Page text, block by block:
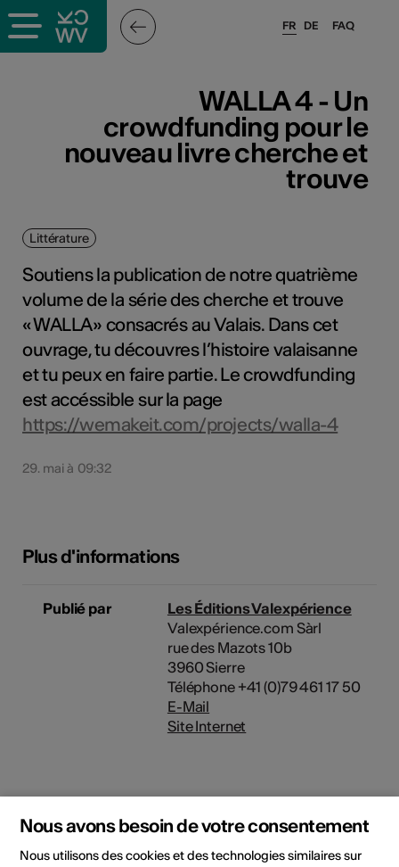
FAQ
FR DE
WALLA 4 - Un
crowdfunding pour le
nouveau livre cherche et
trouve
Littérature
Soutiens la publication de notre quatrième
volume de la série des cherche et trouve
« WALLA » consacrés au Valais. Dans cet
ouvrage, tu découvres l’histoire valaisanne
et tu peux en faire partie. Le crowdfunding
est accéssible sur la page
https://wemakeit.com/projects/walla-4
29. mai à 09:32
Plus d'informations
Publié par
Les Éditions Valexpérience
Valexpérience.com Sàrl
rue des Mazots 10b
3960 Sierre
Téléphone +41 (0)79 461 17 50
E-Mail
Site Internet
Domaine
Domaine culturel
Nous avons besoin de votre consentement
Nous utilisons des cookies et des technologies similaires sur